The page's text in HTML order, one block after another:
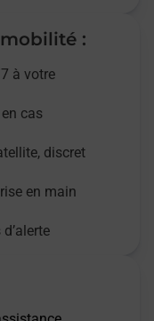
:
à votre
cas
discret
en main